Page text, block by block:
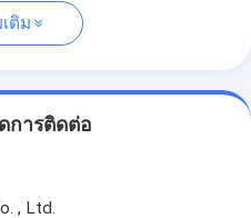
ติม
การติดต่อ
, Ltd.